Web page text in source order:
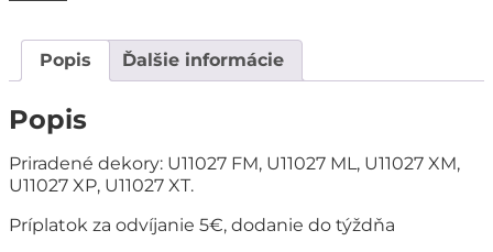
Popis Ďalšie informácie
Popis
Priradené dekory: U11027 FM, U11027 ML, U11027 XM,
U11027 XP, U11027 XT.
Príplatok za odvíjanie 5€, dodanie do týždňa